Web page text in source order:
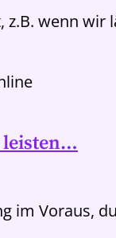
z.B. wenn wir
leisten…
im Voraus,